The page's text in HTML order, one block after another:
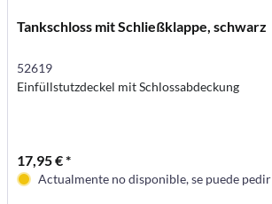
Tankschloss mit Schließklappe, schwarz
52619
Einfüllstutzdeckel mit Schlossabdeckung
17,95 € *
Actualmente no disponible, se puede pedir